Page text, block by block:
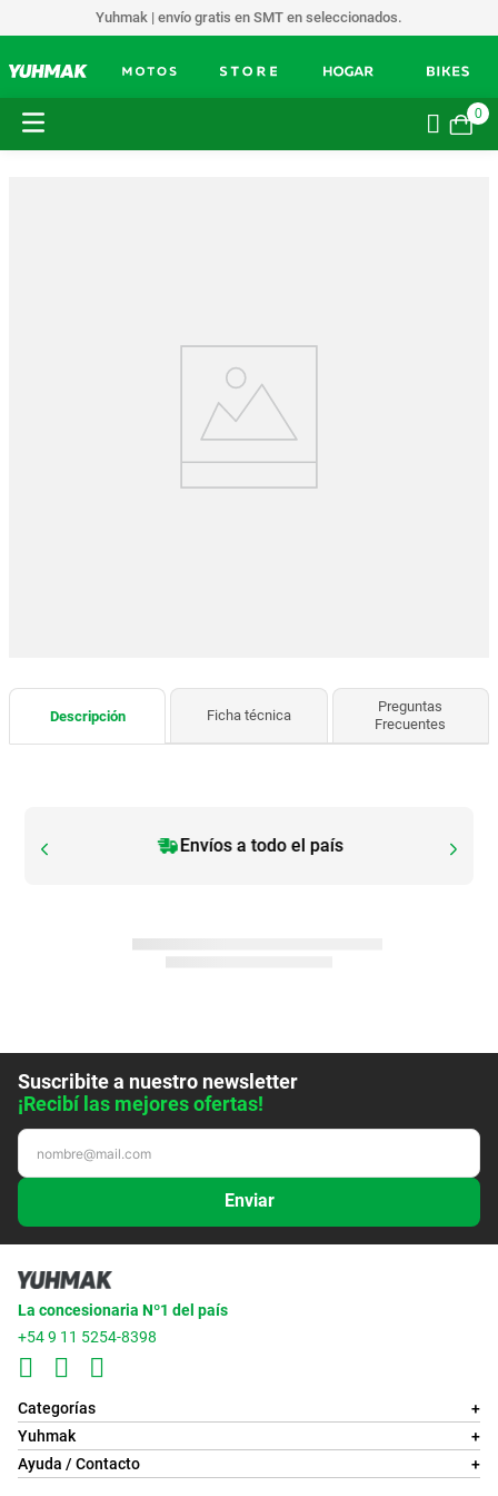
Yuhmak | envío gratis en SMT en seleccionados.
0
Descripción Ficha técnica
Preguntas
Frecuentes
Envíos a todo el país
Suscribite a nuestro newsletter
¡Recibí las mejores ofertas!
Enviar
La concesionaria Nº1 del país
+54 9 11 5254-8398
Categorías
+
Yuhmak
+
Ayuda / Contacto
+